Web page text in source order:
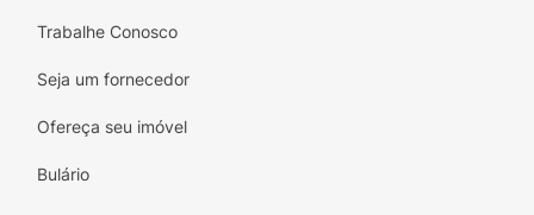
Trabalhe Conosco
Seja um fornecedor
Ofereça seu imóvel
Bulário